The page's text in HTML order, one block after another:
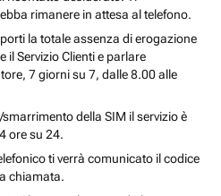
rimanere in attesa al telefono.
la totale assenza di erogazione
il Servizio Clienti e parlare
7 giorni su 7, dalle 8.00 alle
della SIM il servizio è
ore su 24.
ti verrà comunicato il codice
chiamata.